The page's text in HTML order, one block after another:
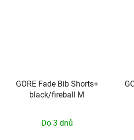
GORE Fade Bib Shorts+
black/fireball M
Do 3 dnů